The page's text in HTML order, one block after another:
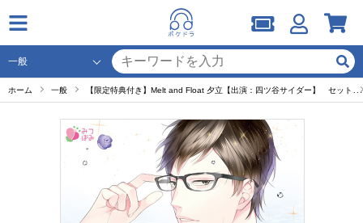
ホーム 一般 【限定特典付き】Melt and Float 夕立【出演：四ツ谷サイダー】 セット